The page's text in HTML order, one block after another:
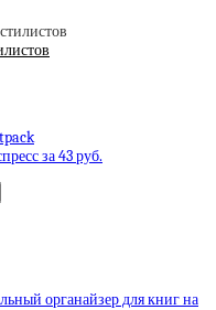
за 43 руб.
органайзер для книг на